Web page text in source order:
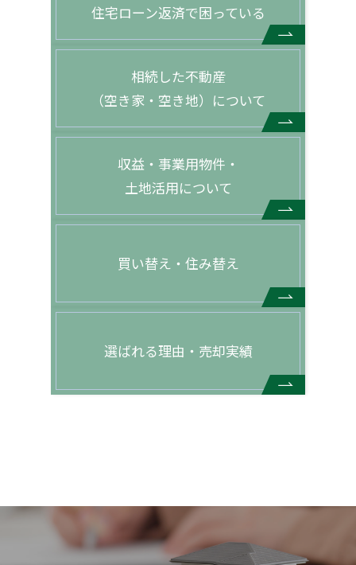
住宅ローン返済で困っている
相続した不動産
（空き家・空き地）について
収益・事業用物件・
土地活用について
買い替え・住み替え
選ばれる理由・売却実績